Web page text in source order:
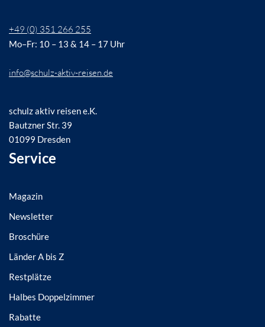
+49 (0) 351 266 255
Mo–Fr: 10 – 13 & 14 – 17 Uhr
info@schulz-aktiv-reisen.de
schulz aktiv reisen e.K.
Bautzner Str. 39
01099 Dresden
Service
Magazin
Newsletter
Broschüre
Länder A bis Z
Restplätze
Halbes Doppelzimmer
Rabatte